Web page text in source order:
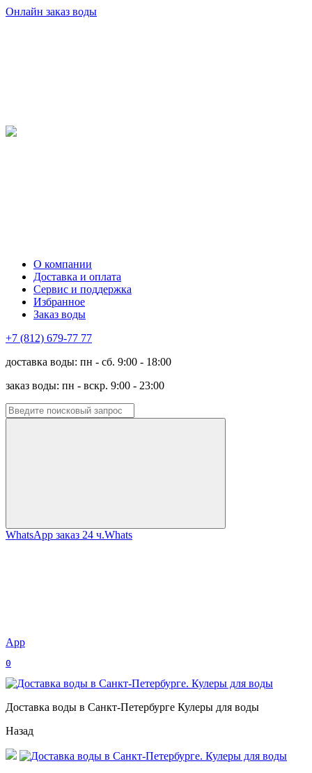
Онлайн заказ воды
О компании
Доставка и оплата
Сервис и поддержка
Избранное
Заказ воды
+7 (812) 679-77 77
доставка воды: пн - сб. 9:00 - 18:00
заказ воды: пн - вскр. 9:00 - 23:00
WhatsApp заказ 24 ч.Whats
App
0
Доставка воды в Санкт-Петербурге Кулеры для воды
Назад